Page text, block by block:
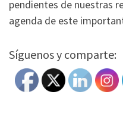
pendientes de nuestras
agenda de este
Síguenos y comparte: